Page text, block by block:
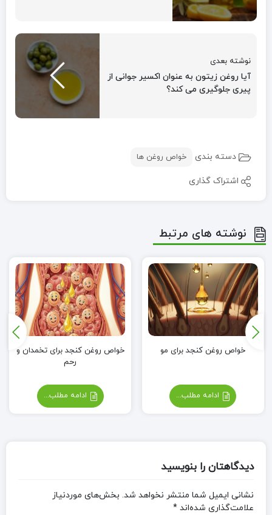
نوشته بعدی
آیا روغن زیتون به عنوان اکسیر جوانی از
پیری جلوگیری می کند؟
دسته بندی خواص روغن ها
اشتراک گذاری
نوشته های مرتبط
خواص روغن کنجد برای مو
ادامه مطلب...
خواص روغن کنجد برای تخمدان و
رحم
ادامه مطلب...
دیدگاهتان را بنویسید
نشانی ایمیل شما منتشر نخواهد شد. بخش‌های موردنیاز
علامت‌گذاری شده‌اند *